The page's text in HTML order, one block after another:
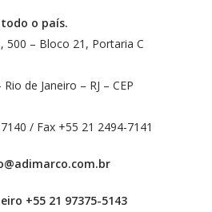
o país.
500 – Bloco 21, Portaria C
de Janeiro – RJ – CEP
/ Fax +55 21 2494-7141
+55 21 97375-5143